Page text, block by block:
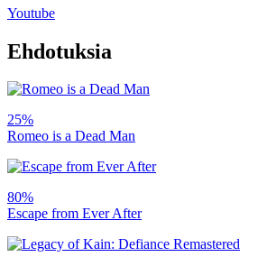
Youtube
Ehdotuksia
25%
Romeo is a Dead Man
80%
Escape from Ever After